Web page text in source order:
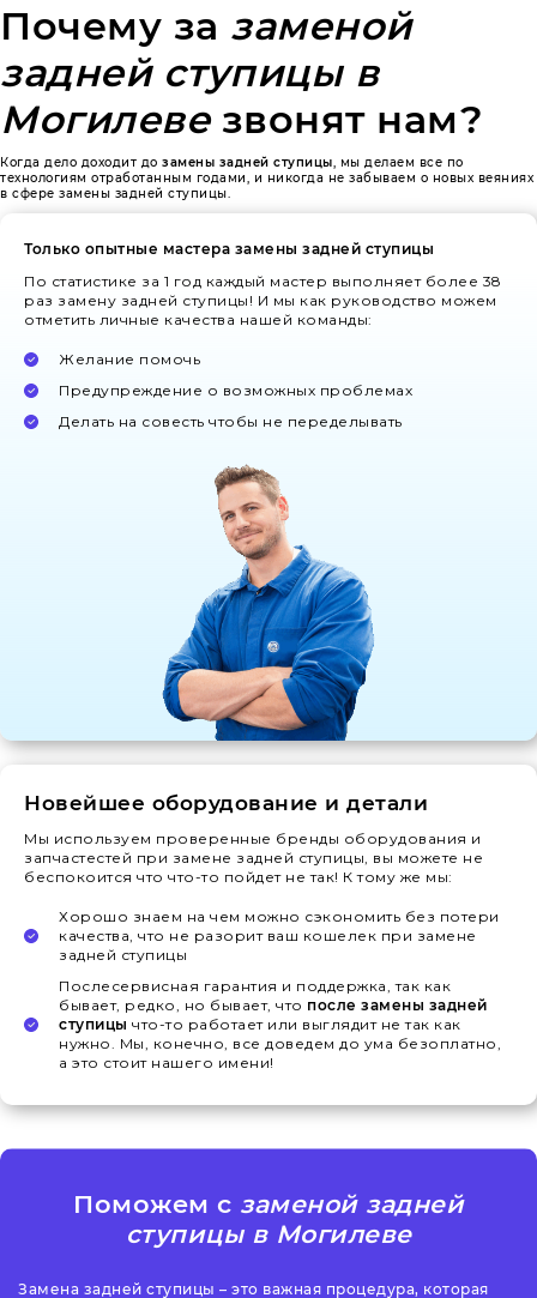
Почему за заменой
задней ступицы в
Могилевезвонят нам?
Когда дело доходит до замены задней ступицы , мы делаем все по
технологиям отработанным годами, и никогда не забываем о новых веяниях
в сфере замены задней ступицы.
Только опытные мастера замены задней ступицы
По статистике за 1 год каждый мастер выполняет более 38
раз замену задней ступицы! И мы как руководство можем
отметить личные качества нашей команды:
Желание помочь
Предупреждение о возможных проблемах
Делать на совесть чтобы не переделывать
Новейшее оборудование и детали
Мы используем проверенные бренды оборудования и
запчастестей при замене задней ступицы, вы можете не
беспокоится что что-то пойдет не так! К тому же мы:
Хорошо знаем на чем можно сэкономить без потери
качества, что не разорит ваш кошелек при замене
задней ступицы
Послесервисная гарантия и поддержка, так как
бывает, редко, но бывает, что после замены задней
ступицы что-то работает или выглядит не так как
нужно. Мы, конечно, все доведем до ума безоплатно,
а это стоит нашего имени!
Поможем с заменой задней
ступицы в Могилеве
Замена задней ступицы – это важная процедура, которая